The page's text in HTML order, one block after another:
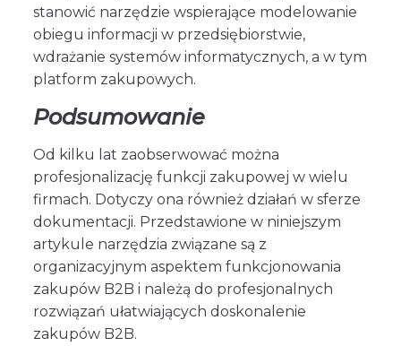
stanowić narzędzie wspierające modelowanie
obiegu informacji w przedsiębiorstwie,
wdrażanie systemów informatycznych, a w tym
platform zakupowych.
Podsumowanie
Od kilku lat zaobserwować można
profesjonalizację funkcji zakupowej w wielu
firmach. Dotyczy ona również działań w sferze
dokumentacji. Przedstawione w niniejszym
artykule narzędzia związane są z
organizacyjnym aspektem funkcjonowania
zakupów B2B i należą do profesjonalnych
rozwiązań ułatwiających doskonalenie
zakupów B2B.